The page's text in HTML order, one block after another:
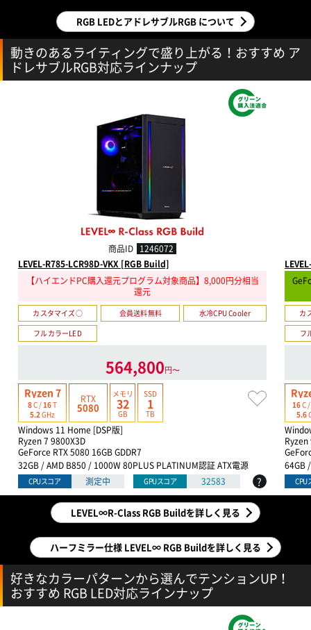
RGB LEDとアドレサブルRGB について
動きのあるライティングで盛り上がる！おすすめ ア
ドレサブルRGB対応ラインナップ
商品ID 1246072
LEVEL-R785-LCR98D-VKX [RGB Build]
【ハイエンドPC購入還元プログラム対象商品】8,000円分相当
還元
カスタマイズ○ 会員送料無料
水冷CPU Cooler
フルカラーLED
564,800円〜
Ryzen 7
8C / 16T
5.2GHz
RTX
5080
メモリ
32
GB
SSD
1
TB
Windows 11 Home [DSP版]
Ryzen 7 9800X3D
GeForce RTX 5080 16GB GDDR7
32GB / AMD B850 / 1000W 80PLUS PLATINUM認証 ATX電源
CPUスコア 測定中 GPUスコア 32583 ?
カ
フ
16C /
5.6
64GB
CPU
LEVEL∞R-Class RGB Buildを詳しく見る
ハーフミラー仕様 LEVEL∞ RGB Buildを詳しく見る
好きなカラーパターンから選んでテンションUP！
おすすめ RGB LED対応ラインナップ